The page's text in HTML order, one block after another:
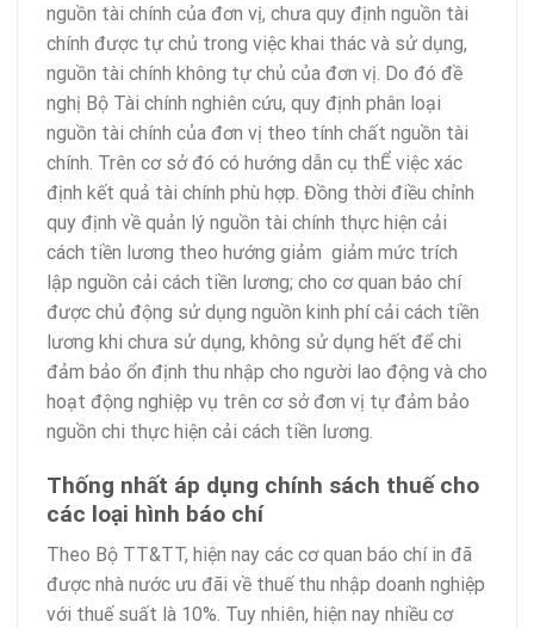
nguồn tài chính của đơn vị, chưa quy định nguồn tài
chính được tự chủ trong việc khai thác và sử dụng,
nguồn tài chính không tự chủ của đơn vị. Do đó đề
nghị Bộ Tài chính nghiên cứu, quy định phân loại
nguồn tài chính của đơn vị theo tính chất nguồn tài
chính. Trên cơ sở đó có hướng dẫn cụ thỂ việc xác
định kết quả tài chính phù hợp. Đồng thời điều chỉnh
quy định về quản lý nguồn tài chính thực hiện cải
cách tiền lương theo hướng giảm giảm mức trích
lập nguồn cải cách tiền lương; cho cơ quan báo chí
được chủ động sử dụng nguồn kinh phí cải cách tiền
lương khi chưa sử dụng, không sử dụng hết để chi
đảm bảo ổn định thu nhập cho người lao động và cho
hoạt động nghiệp vụ trên cơ sở đơn vị tự đảm bảo
nguồn chi thực hiện cải cách tiền lương.
Thống nhất áp dụng chính sách thuế cho
các loại hình báo chí
Theo Bộ TT&TT, hiện nay các cơ quan báo chí in đã
được nhà nước ưu đãi về thuế thu nhập doanh nghiệp
với thuế suất là 10%. Tuy nhiên, hiện nay nhiều cơ